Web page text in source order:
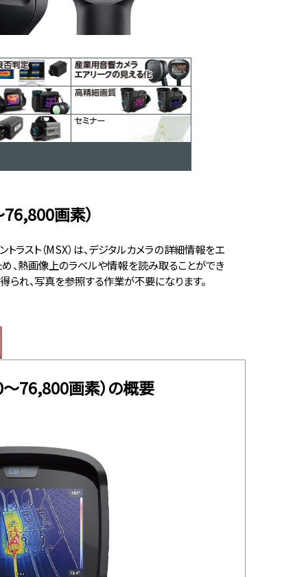
画素）
ラスト（MSX）は、デジタルカメラの詳細情報をエ
、熱画像上のラベルや情報を読み取ることができ
られ、写真を参照する作業が不要になります。
～76,800画素）の概要